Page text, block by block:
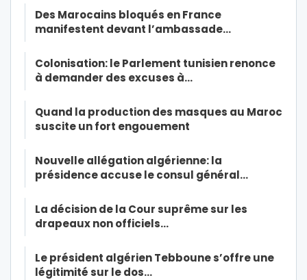
Des Marocains bloqués en France
manifestent devant l’ambassade…
Colonisation: le Parlement tunisien renonce
à demander des excuses à…
Quand la production des masques au Maroc
suscite un fort engouement
Nouvelle allégation algérienne: la
présidence accuse le consul général…
La décision de la Cour suprême sur les
drapeaux non officiels…
Le président algérien Tebboune s’offre une
légitimité sur le dos…